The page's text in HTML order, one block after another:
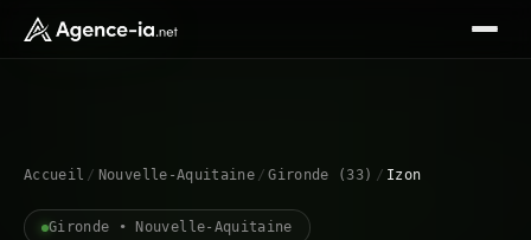
Accueil / Nouvelle-Aquitaine / Gironde (33) / Izon
Gironde • Nouvelle-Aquitaine